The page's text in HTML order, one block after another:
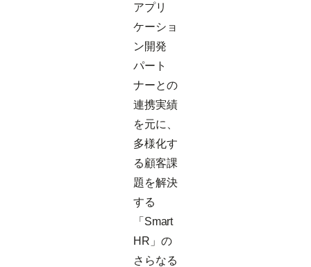
アプリ
ケーショ
ン開発
パート
ナーとの
連携実績
を元に、
多様化す
る顧客課
題を解決
する
「Smart
HR」の
さらなる